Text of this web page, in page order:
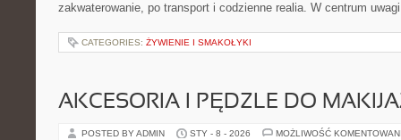
zakwaterowanie, po transport i codzienne realia. W centrum
CATEGORIES: ŻYWIENIE I SMAKOŁYKI
AKCESORIA I PĘDZLE DO
POSTED BY ADMIN STY - 8 - 2026 MOŻLIWOŚĆ